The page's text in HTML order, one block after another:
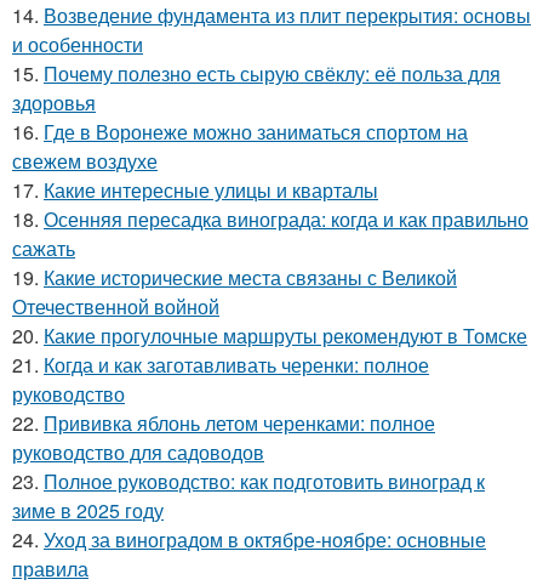
14. Возведение фундамента из плит перекрытия: основы
и особенности
15. Почему полезно есть сырую свёклу: её польза для
здоровья
16. Где в Воронеже можно заниматься спортом на
свежем воздухе
17. Какие интересные улицы и кварталы
18. Осенняя пересадка винограда: когда и как правильно
сажать
19. Какие исторические места связаны с Великой
Отечественной войной
20. Какие прогулочные маршруты рекомендуют в Томске
21. Когда и как заготавливать черенки: полное
руководство
22. Прививка яблонь летом черенками: полное
руководство для садоводов
23. Полное руководство: как подготовить виноград к
зиме в 2025 году
24. Уход за виноградом в октябре-ноябре: основные
правила